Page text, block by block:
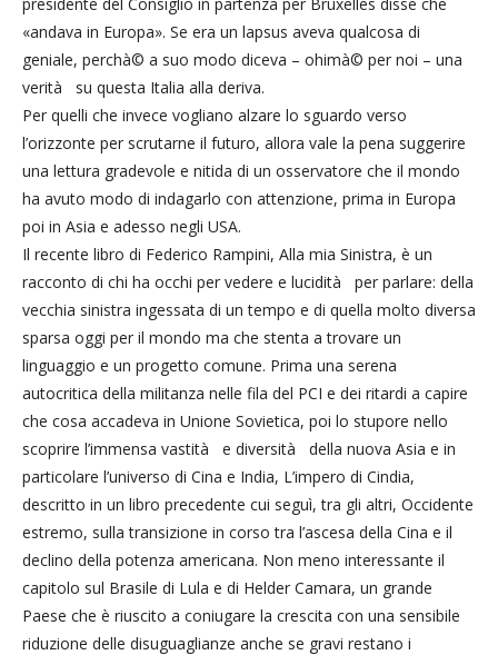
«andava in Europa». Se era un lapsus aveva qualcosa di
geniale, perchà© a suo modo diceva – ohimà© per noi – una
verità su questa Italia alla deriva.
Per quelli che invece vogliano alzare lo sguardo verso
l’orizzonte per scrutarne il futuro, allora vale la pena suggerire
una lettura gradevole e nitida di un osservatore che il mondo
ha avuto modo di indagarlo con attenzione, prima in Europa
poi in Asia e adesso negli USA.
Il recente libro di Federico Rampini, Alla mia Sinistra, è un
racconto di chi ha occhi per vedere e lucidità per parlare: della
vecchia sinistra ingessata di un tempo e di quella molto diversa
sparsa oggi per il mondo ma che stenta a trovare un
linguaggio e un progetto comune. Prima una serena
autocritica della militanza nelle fila del PCI e dei ritardi a capire
che cosa accadeva in Unione Sovietica, poi lo stupore nello
scoprire l’immensa vastità e diversità della nuova Asia e in
particolare l’universo di Cina e India, L’impero di Cindia,
descritto in un libro precedente cui seguì, tra gli altri, Occidente
estremo, sulla transizione in corso tra l’ascesa della Cina e il
declino della potenza americana. Non meno interessante il
capitolo sul Brasile di Lula e di Helder Camara, un grande
Paese che è riuscito a coniugare la crescita con una sensibile
riduzione delle disuguaglianze anche se gravi restano i